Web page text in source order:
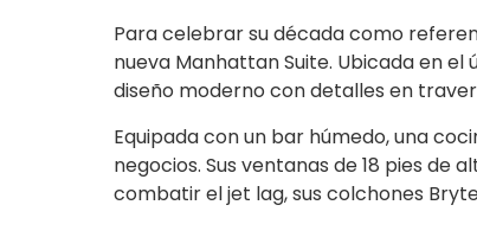
Para celebrar su década como
nueva Manhattan Suite. Ubicada en
diseño moderno con detalles en
Equipada con un bar húmedo, una
negocios. Sus ventanas de 18 pies de
combatir el jet lag, sus colchones